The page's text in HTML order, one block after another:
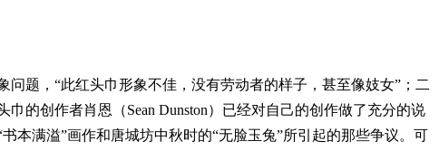
题，“此红头巾形象不佳，没有劳动者的样子，甚至像妓女”；二
的创作者肖恩（Sean Dunston）已经对自己的创作做了充分的说
本满溢”画作和唐城坊中秋时的“无脸玉兔”所引起的那些争议。可